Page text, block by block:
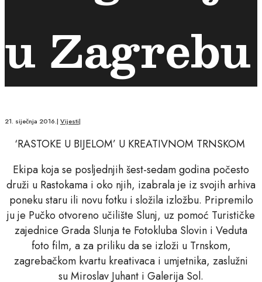
u Zagrebu
21. siječnja 2016.| Vijesti|
‘RASTOKE U BIJELOM’ U KREATIVNOM TRNSKOM
Ekipa koja se posljednjih šest-sedam godina počesto
druži u Rastokama i oko njih, izabrala je iz svojih arhiva
poneku staru ili novu fotku i složila izložbu. Pripremilo
ju je Pučko otvoreno učilište Slunj, uz pomoć Turističke
zajednice Grada Slunja te Fotokluba Slovin i Veduta
foto film, a za priliku da se izloži u Trnskom,
zagrebačkom kvartu kreativaca i umjetnika, zaslužni
su Miroslav Juhant i Galerija Sol.